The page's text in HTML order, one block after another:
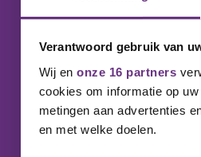
Verantwoord gebruik van
Wij en onze 16 partners
cookies om informatie op
metingen aan advertenties
en met welke doelen.
Wil jij ook
Word vandaag nog lid